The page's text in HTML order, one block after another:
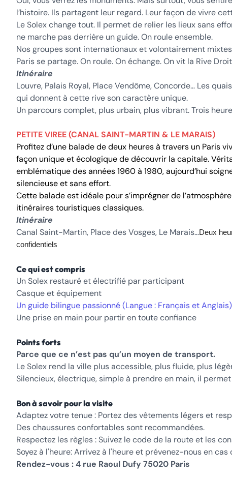
l’histoire. Ils partagent leur regard. Leur façon de vivre
Le Solex change tout. Il permet de relier les lieux sans
ne marche pas derrière un guide. On roule ensemble.
Nos groupes sont internationaux et volontairement
Paris se partage. On roule. On échange. On vit la Rive
Itinéraire
Louvre, Palais Royal, Place Vendôme, Concorde… Les
qui donnent à cette rive son caractère unique.
Un parcours complet, plus urbain, plus vibrant. Trois
PETITE VIREE (CANAL SAINT-MARTIN & LE MARAIS)
Profitez d’une balade de deux heures à travers un Paris
façon unique et écologique de découvrir la capitale.
emblématique des années 1960 à 1980, aujourd’hui
silencieuse et sans effort.
Cette balade est idéale pour s’imprégner de
itinéraires touristiques classiques.
Itinéraire
Canal Saint-Martin, Place des Vosges, Le Marais…Deux
confidentiels
Ce qui est compris
Un Solex restauré et électrifié par participant
Casque et équipement
Un guide bilingue passionné (Langue : Français et Anglais)
Une prise en main pour partir en toute confiance
Points forts
Parce que ce n’est pas qu’un moyen de transport.
Le Solex rend la ville plus accessible, plus fluide, plus
Silencieux, électrique, simple à prendre en main, il
Bon à savoir pour la visite
Adaptez votre tenue : Portez des vêtements légers et
Des chaussures confortables sont recommandées.
Respectez les règles : Suivez le code de la route et les
Soyez à l'heure: Arrivez à l'heure et prévenez-nous en cas
Rendez-vous : 4 rue Raoul Dufy 75020 Paris